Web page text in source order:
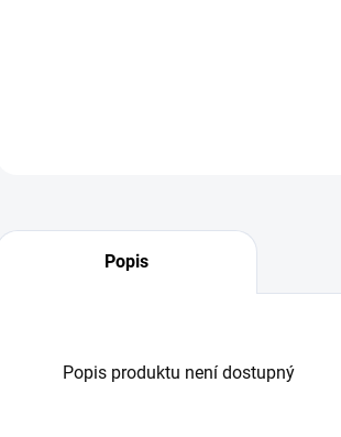
Popis
Popis produktu není dostupný